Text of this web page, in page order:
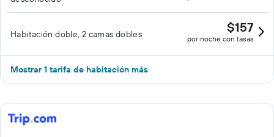
Habitación doble, 2 camas dobles $157
por noche con tasas
Mostrar 1 tarifa de habitación más